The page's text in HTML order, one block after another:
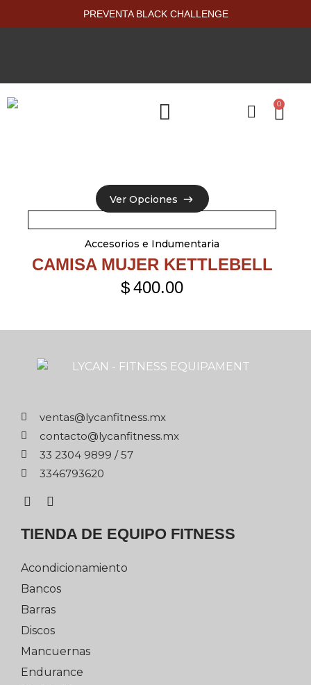
PREVENTA BLACK CHALLENGE
0
Ver Opciones
Ver Opciones
Accesorios e Indumentaria
CAMISA MUJER KETTLEBELL
$400.00
xm.ssentifnacyl@satnev
xm.ssentifnacyl@otcatnoc
75 / 9989 4032 33
0263976433
TIENDA DE EQUIPO FITNESS
Acondicionamiento
Bancos
Barras
Discos
Mancuernas
Endurance